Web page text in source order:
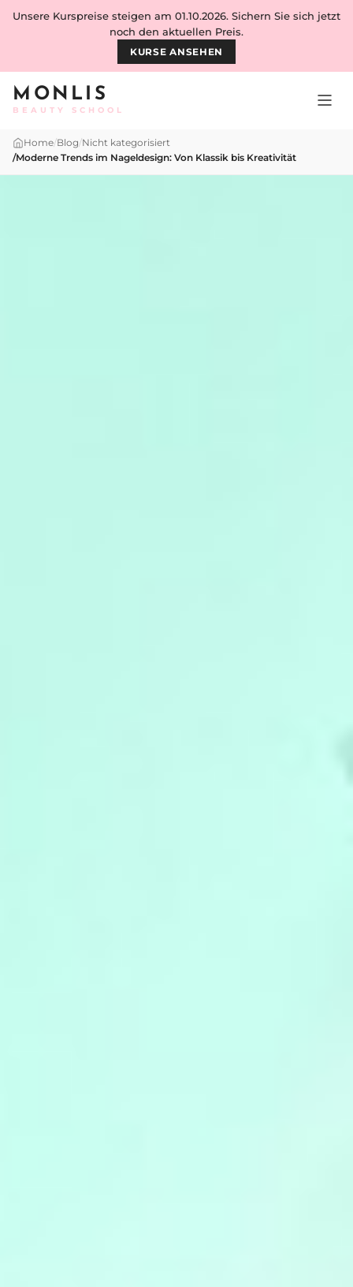
Skip to content
MONLIS
BEAUTY SCHOOL
Unsere Kurspreise steigen am 01.10.2026. Sichern Sie sich jetzt
noch den aktuellen Preis.
KURSE ANSEHEN
Home/Blog/Nicht kategorisiert
/Moderne Trends im Nageldesign: Von Klassik bis Kreativität